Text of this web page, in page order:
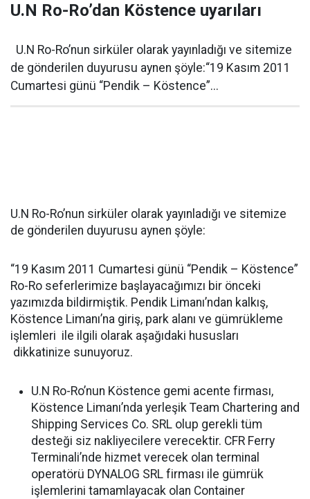
U.N Ro-Ro’dan Köstence uyarıları
U.N Ro-Ro’nun sirküler olarak yayınladığı ve sitemize
de gönderilen duyurusu aynen şöyle:“19 Kasım 2011
Cumartesi günü “Pendik – Köstence”...
U.N Ro-Ro’nun sirküler olarak yayınladığı ve sitemize
de gönderilen duyurusu aynen şöyle:
“19 Kasım 2011 Cumartesi günü “Pendik – Köstence”
Ro-Ro seferlerimize başlayacağımızı bir önceki
yazımızda bildirmiştik. Pendik Limanı’ndan kalkış,
Köstence Limanı’na giriş, park alanı ve gümrükleme
işlemleri ile ilgili olarak aşağıdaki hususları
dikkatinize sunuyoruz.
U.N Ro-Ro’nun Köstence gemi acente firması,
Köstence Limanı’nda yerleşik Team Chartering and
Shipping Services Co. SRL olup gerekli tüm
desteği siz nakliyecilere verecektir. CFR Ferry
Terminali’nde hizmet verecek olan terminal
operatörü DYNALOG SRL firması ile gümrük
işlemlerini tamamlayacak olan Container